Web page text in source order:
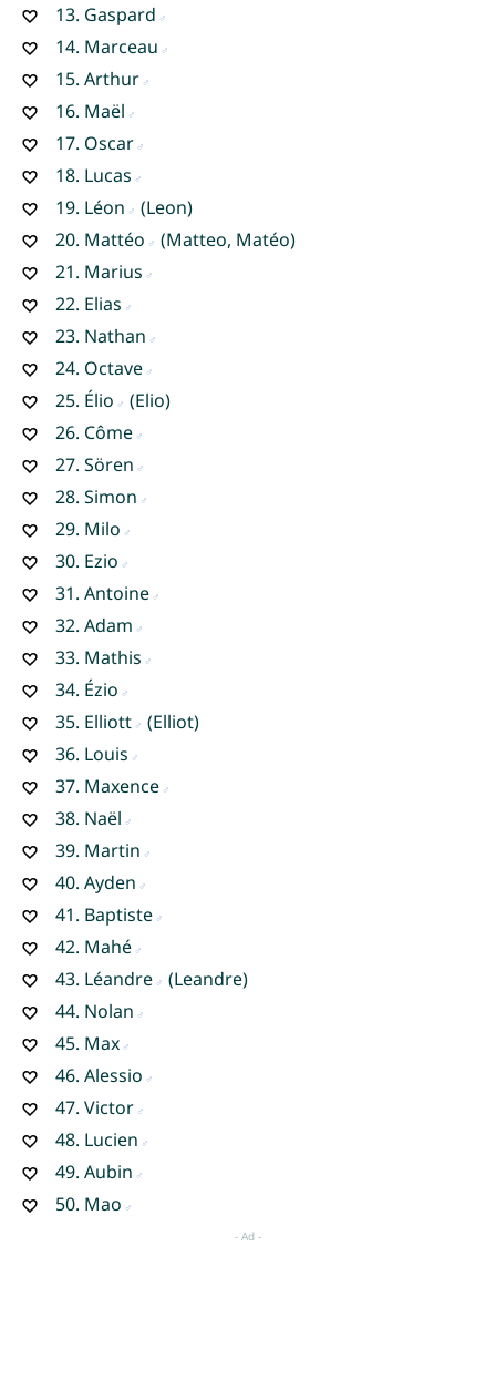
13. Gaspard
14. Marceau
15. Arthur
16. Maël
17. Oscar
18. Lucas
19. Léon
(Leon)
20. Mattéo
(Matteo, Matéo)
21. Marius
22. Elias
23. Nathan
24. Octave
25. Élio
(Elio)
26. Côme
27. Sören
28. Simon
29. Milo
30. Ezio
31. Antoine
32. Adam
33. Mathis
34. Ézio
35. Elliott
(Elliot)
36. Louis
37. Maxence
38. Naël
39. Martin
40. Ayden
41. Baptiste
42. Mahé
43. Léandre
(Leandre)
44. Nolan
45. Max
46. Alessio
47. Victor
48. Lucien
49. Aubin
50. Mao